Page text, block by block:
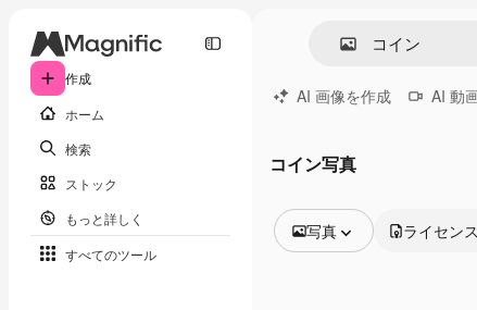
作成
ホーム
検索
ストック
もっと詳しく
すべてのツール
AI 画像を作成 AI 動
コイン写真
写真 ライセンス